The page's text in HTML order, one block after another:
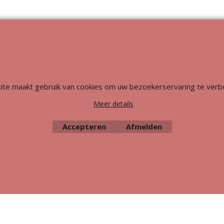
maakt gebruik van cookies om uw bezoekerservaring te
Meer details
Accepteren Afmelden